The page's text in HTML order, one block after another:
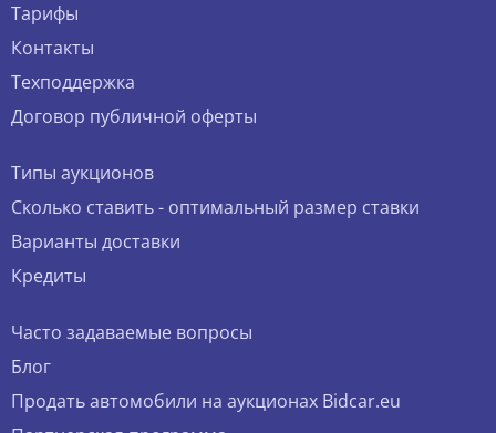
Тарифы
Контакты
Техподдержка
Договор публичной оферты
Типы аукционов
Сколько ставить - оптимальный размер ставки
Варианты доставки
Кредиты
Часто задаваемые вопросы
Блог
Продать автомобили на аукционах Bidcar.eu